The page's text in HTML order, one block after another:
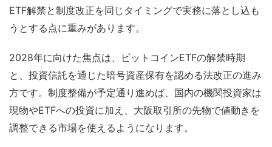
ETF解禁と制度改正を同じタイミングで実務に落とし込も
うとする点に重みがあります。
2028年に向けた焦点は、ビットコインETFの解禁時期
と、投資信託を通じた暗号資産保有を認める法改正の進み
方です。制度整備が予定通り進めば、国内の機関投資家は
現物やETFへの投資に加え、大阪取引所の先物で値動きを
調整できる市場を使えるようになります。